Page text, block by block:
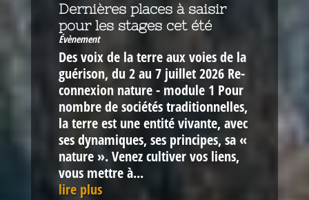
Dernières places à saisir
pour les stages cet été
Évènement
Des voix de la terre aux voies de la
guérison, du 2 au 7 juillet 2026 Re-
connexion nature - module 1 Pour
nombre de sociétés traditionnelles,
la terre est une entité vivante, avec
ses dynamiques, ses principes, sa «
nature ». Venez cultiver vos liens,
vous mettre à...
lire plus